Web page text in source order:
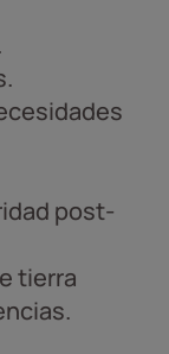
post-
tierra